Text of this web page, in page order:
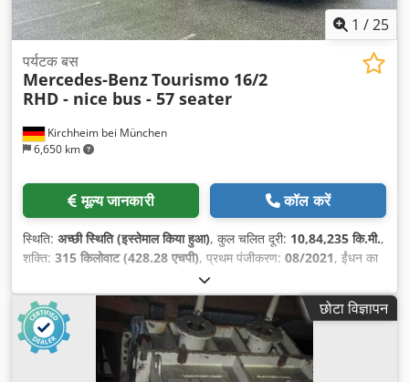
1 /25
Kirchheim bei München
6,650 km
पर्यटक बस
Mercedes-BenzTourismo 16/2
RHD - nice bus - 57 seater
मूल्य जानकारी कॉल करें
स्थिति: अच्छी स्थिति (इस्तेमाल किया हुआ), कुल चलित दूरी: 10,84,235 कि.मी.,
शक्ति: 315 किलोवाट (428.28 एचपी), प्रथम पंजीकरण: 08/2021, ईंधन का
, गियरिंग प्रकार:
धुरे, उत्सर्जन श्रेणी:यूरो 6, रंग:सफ़ेद, ब्रेक:रिटारडर, उपकरण:एबीएस, एयर
कंडीशनिंग, ऑनबोर्ड कम्प्यूटर, केंद्रीय लॉकिंग, क्रूज़ नियंत्रण, नेविगेशन प्रणाली,
पार्किंग हीटर, बाथरूम
छोटा विज्ञापन